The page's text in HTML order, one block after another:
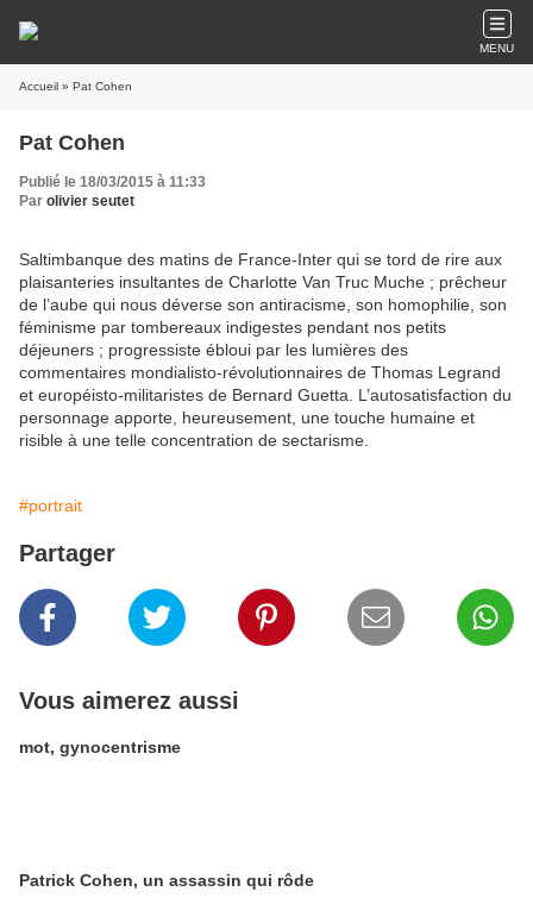
MENU
Accueil » Pat Cohen
Pat Cohen
Publié le 18/03/2015 à 11:33
Par olivier seutet
Saltimbanque des matins de France-Inter qui se tord de rire aux
plaisanteries insultantes de Charlotte Van Truc Muche ; prêcheur
de l’aube qui nous déverse son antiracisme, son homophilie, son
féminisme par tombereaux indigestes pendant nos petits
déjeuners ; progressiste ébloui par les lumières des
commentaires mondialisto-révolutionnaires de Thomas Legrand
et européisto-militaristes de Bernard Guetta. L’autosatisfaction du
personnage apporte, heureusement, une touche humaine et
risible à une telle concentration de sectarisme.
#portrait
Partager
Vous aimerez aussi
mot, gynocentrisme
Patrick Cohen, un assassin qui rôde